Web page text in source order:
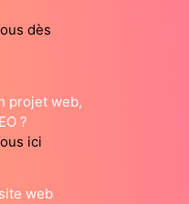
dès
projet web,
?
ici
web